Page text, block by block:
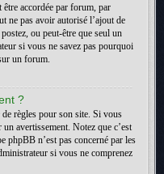
accordée par forum, par
ne pas avoir autorisé l’ajout de
ou peut-être que seul un
si vous ne savez pas pourquoi
un forum.
?
règles pour son site. Si vous
avertissement. Notez que c’est
phpBB n’est pas concerné par les
si vous ne comprenez